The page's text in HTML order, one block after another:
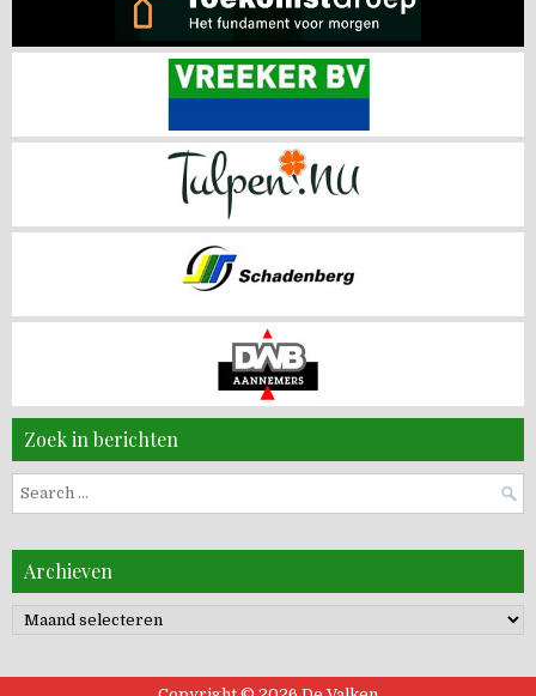
Zoek in berichten
Search
for:
Archieven
Archieven